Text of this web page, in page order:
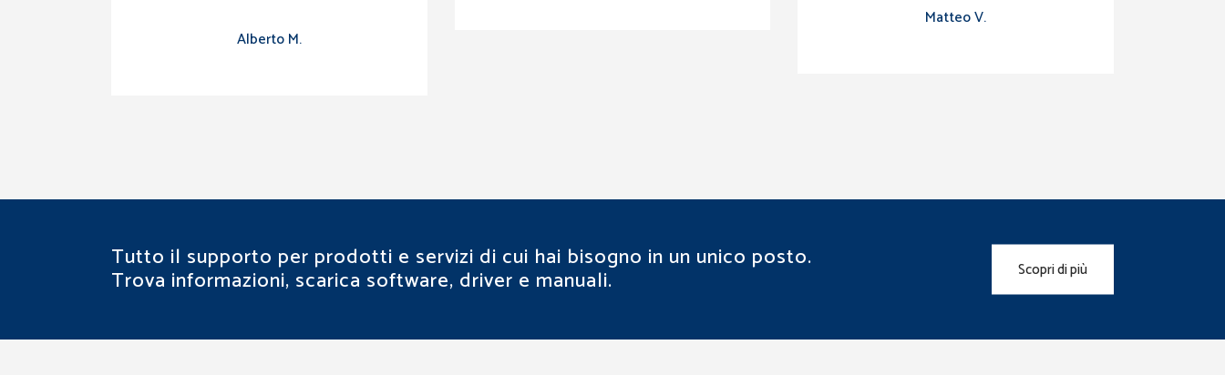
Alberto M.
Matteo V.
Tutto il supporto per prodotti e servizi di cui hai bisogno in un unico posto.
Trova informazioni, scarica software, driver e manuali. Scopri di più